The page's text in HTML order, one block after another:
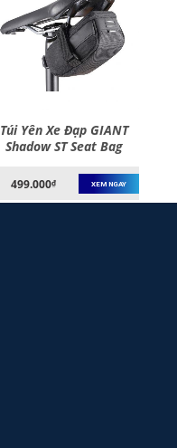
Túi Yên Xe Đạp GIANT
Shadow ST Seat Bag
499.000₫ XEM NGAY